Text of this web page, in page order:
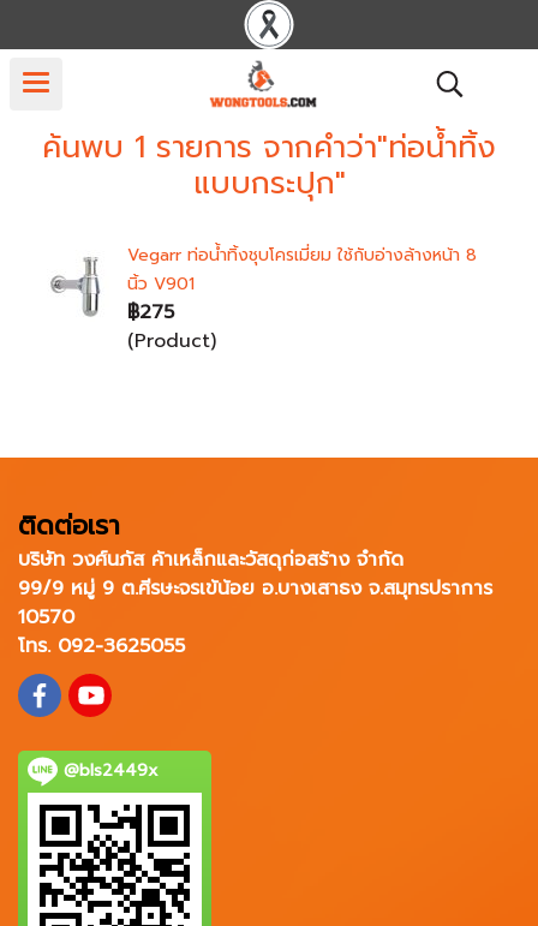
ค้นพบ 1 รายการ จากคำว่า"ท่อน้ำทิ้ง
แบบกระปุก"
Vegarr ท่อน้ำทิ้งชุบโครเมี่ยม ใช้กับอ่างล้างหน้า 8
นิ้ว V901
฿275
(Product)
ติดต่อเรา
บริษัท วงศ์นภัส ค้าเหล็กและวัสดุก่อสร้าง จำกัด
99/9 หมู่ 9 ต.ศีรษะจรเข้น้อย อ.บางเสาธง จ.สมุทรปราการ
10570
โทร. 092-3625055
@bls2449x